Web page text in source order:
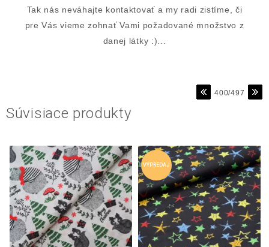
Tak nás neváhajte kontaktovať a my radi zistíme, či
pre Vás vieme zohnať Vami požadované množstvo z
danej látky :)...
400/497
Súvisiace produkty
VÝPREDAJ